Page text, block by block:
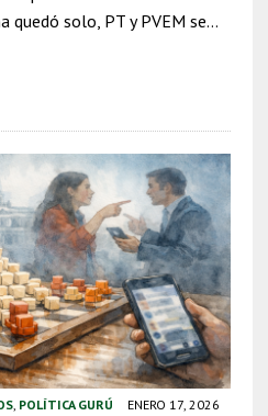
quedó solo, PT y PVEM se…
, POLÍTICA GURÚ ENERO 17, 2026